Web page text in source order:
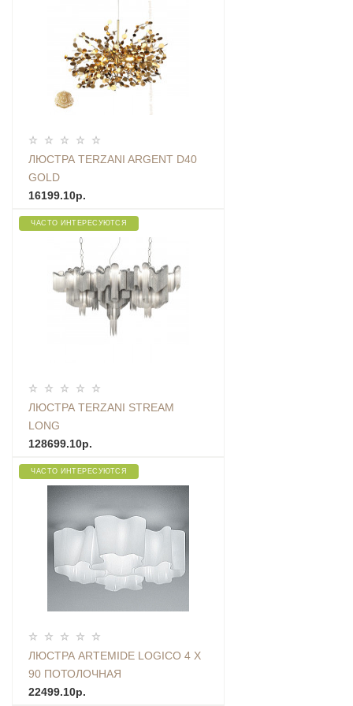
ЛЮСТРА TERZANI ARGENT D40
GOLD
16199.10р.
ЧАСТО ИНТЕРЕСУЮТСЯ
ЛЮСТРА TERZANI STREAM
LONG
128699.10р.
ЧАСТО ИНТЕРЕСУЮТСЯ
ЛЮСТРА ARTEMIDE LOGICO 4 X
90 ПОТОЛОЧНАЯ
22499.10р.